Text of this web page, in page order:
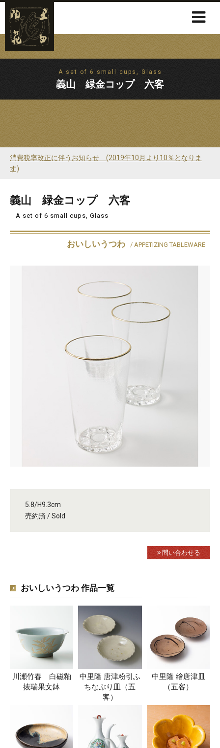
A set of 6 small cups, Glass
義山 緑金コップ 六客
消費税率改正に伴うお知らせ (2019年10月より10％となりま
す)
義山 緑金コップ 六客
A set of 6 small cups, Glass
おいしいうつわ / APPETIZING TABLEWARE
5.8/H9.3cm
売約済 / Sold
問い合わせる
おいしいうつわ 作品一覧
川瀬竹春 白磁釉
抜瑞果文鉢
中里隆 唐津粉引ふ
ちなぶり皿（五
客）
中里隆 繪唐津皿
（五客）